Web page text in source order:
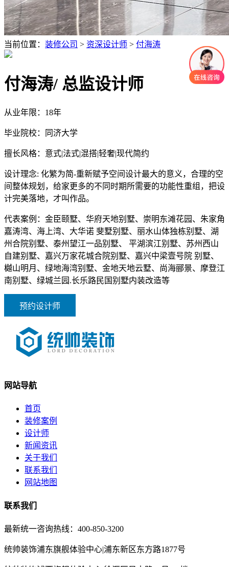
当前位置： 装修公司 > 资深设计师 > 付海涛
付海涛/ 总监设计师
从业年限： 18年
毕业院校： 同济大学
擅长风格： 意式|法式|混搭|轻奢|现代简约
设计理念: 化繁为简-重新赋予空间设计最大的意义，合理的空
间整体规划，给家更多的不同时期所需要的功能性重组，把设
计完美落地，才叫作品。
代表案例： 金臣颐墅、华府天地别墅、崇明东滩花园、朱家角
嘉涛湾、海上湾、大华诺 斐墅别墅、丽水山体独栋别墅、湖
州合院别墅、泰州望江一品别墅、 平湖滨江别墅、苏州西山
自建别墅、嘉兴万家花城合院别墅、嘉兴中梁壹号院 别墅、
樾山明月、绿地海湾别墅、金地天地云墅、尚海郦景、摩登江
南别墅、绿城兰园.长乐路民国别墅内装改造等
预约设计师
网站导航
首页
装修案例
设计师
新闻资讯
关于我们
联系我们
网站地图
联系我们
最新统一咨询热线：400-850-3200
统帅装饰浦东旗舰体验中心|浦东新区东方路1877号